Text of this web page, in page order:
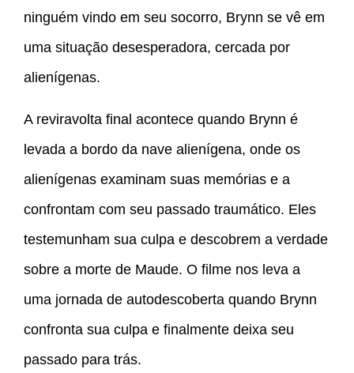
ninguém vindo em seu socorro, Brynn se vê em
uma situação desesperadora, cercada por
alienígenas.
A reviravolta final acontece quando Brynn é
levada a bordo da nave alienígena, onde os
alienígenas examinam suas memórias e a
confrontam com seu passado traumático. Eles
testemunham sua culpa e descobrem a verdade
sobre a morte de Maude. O filme nos leva a
uma jornada de autodescoberta quando Brynn
confronta sua culpa e finalmente deixa seu
passado para trás.